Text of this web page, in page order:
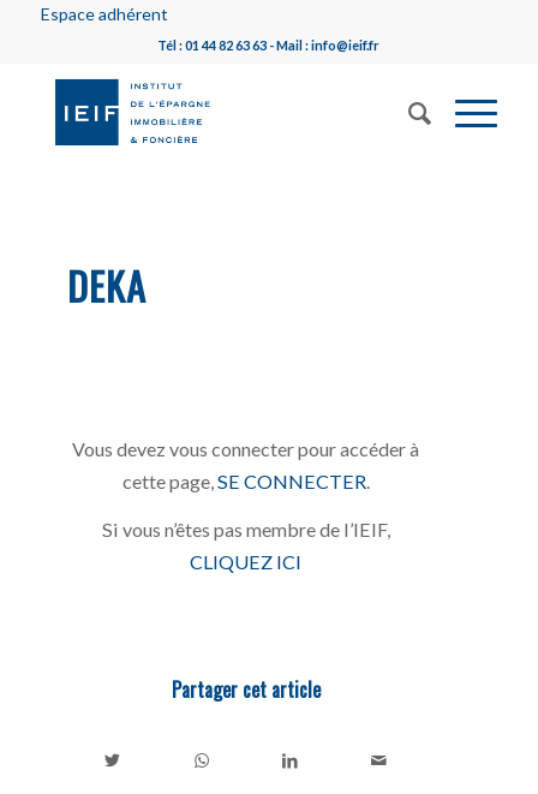
Espace adhérent
Tél : 01 44 82 63 63 - Mail : info@ieif.fr
DEKA
Vous devez vous connecter pour accéder à
cette page, SE CONNECTER
Si vous n’êtes pas membre de l’IEIF,
CLIQUEZ ICI
Partager cet article